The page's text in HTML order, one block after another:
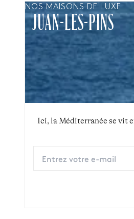
NOS MAISONS DE LUXE
JUAN-LES-PINS
Ici, la Méditerranée se vit